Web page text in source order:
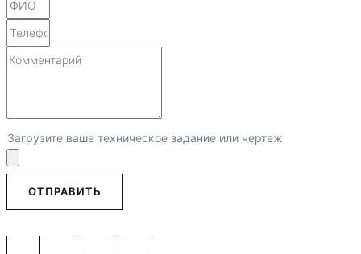
Загрузите ваше техническое задание или чертеж
ОТПРАВИТЬ